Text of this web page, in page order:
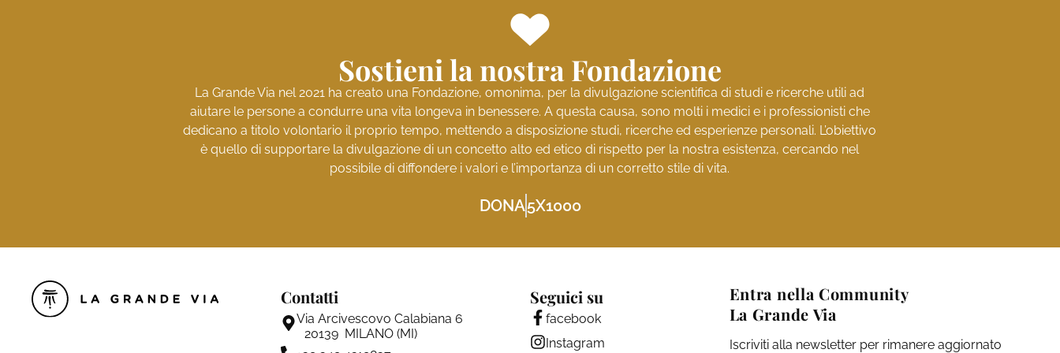
Sostieni la nostra Fondazione
La Grande Via nel 2021 ha creato una Fondazione, omonima, per la divulgazione scientifica di studi e ricerche utili ad
aiutare le persone a condurre una vita longeva in benessere. A questa causa, sono molti i medici e i professionisti che
dedicano a titolo volontario il proprio tempo, mettendo a disposizione studi, ricerche ed esperienze personali. L’obiettivo
è quello di supportare la divulgazione di un concetto alto ed etico di rispetto per la nostra esistenza, cercando nel
possibile di diffondere i valori e l’importanza di un corretto stile di vita.
DONA5X1000
Contatti
Via Arcivescovo Calabiana 6
20139 MILANO (MI)
Seguici su
facebook
Instagram
Entra nella Community
La Grande Via
Iscriviti alla newsletter per rimanere aggiornato